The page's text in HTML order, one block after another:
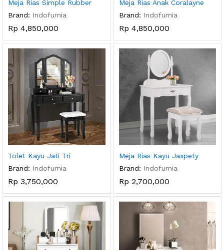
Meja Rias Simple Rubber
Brand: Indofurnia
Rp 4,850,000
Meja Rias Anak Coralayne
Brand: Indofurnia
Rp 4,850,000
Tolet Kayu Jati Tri
Brand: Indofurnia
Rp 3,750,000
Meja Rias Kayu Jaxpety
Brand: Indofurnia
Rp 2,700,000